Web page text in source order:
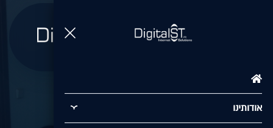
אודותינו אלמוג אילת